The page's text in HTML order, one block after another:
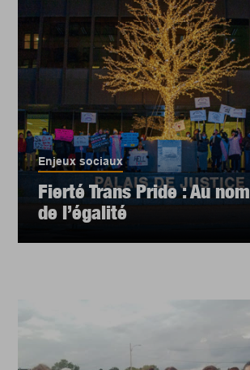
Enjeux sociaux
Fierté Trans Pride : Au nom
de l’égalité